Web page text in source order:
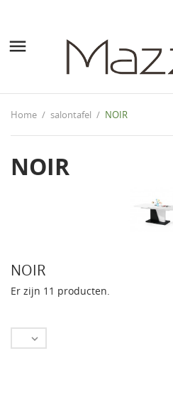

Home salontafel NOIR
NOIR
NOIR
Er zijn 11 producten.
